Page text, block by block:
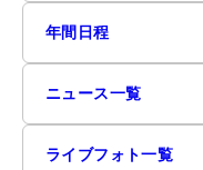
年間日程
ニュース一覧
ライブフォト一覧